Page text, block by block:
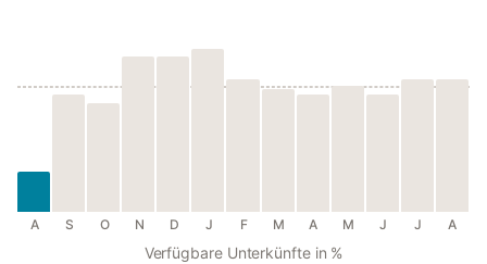
A S O N D J F M A M J J A
Verfügbare Unterkünfte in %